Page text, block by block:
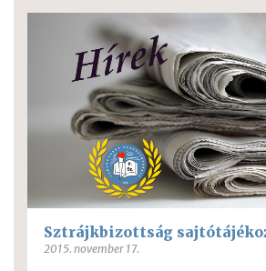
Sztrájkbizottság
2015. november 17.